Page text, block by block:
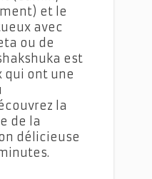
et le
avec
ou de
est
qui ont une
la
de la
délicieuse